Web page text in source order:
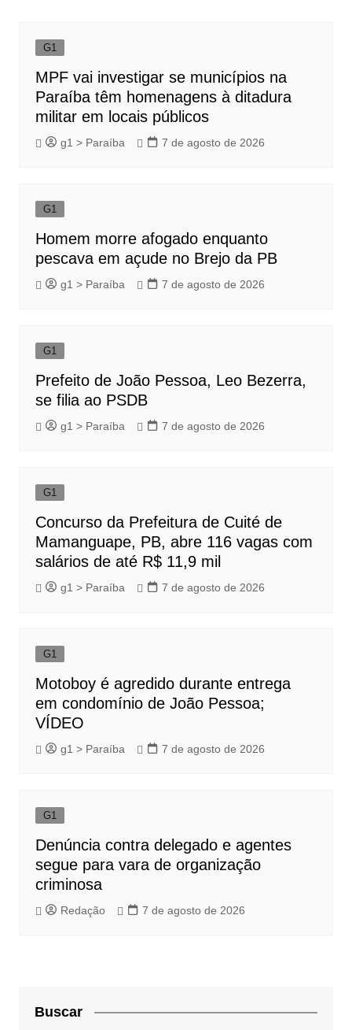
G1
MPF vai investigar se municípios na
Paraíba têm homenagens à ditadura
militar em locais públicos
g1 > Paraíba 7 de agosto de 2026
G1
Homem morre afogado enquanto
pescava em açude no Brejo da PB
g1 > Paraíba 7 de agosto de 2026
G1
Prefeito de João Pessoa, Leo Bezerra,
se filia ao PSDB
g1 > Paraíba 7 de agosto de 2026
G1
Concurso da Prefeitura de Cuité de
Mamanguape, PB, abre 116 vagas com
salários de até R$ 11,9 mil
g1 > Paraíba 7 de agosto de 2026
G1
Motoboy é agredido durante entrega
em condomínio de João Pessoa;
VÍDEO
g1 > Paraíba 7 de agosto de 2026
G1
Denúncia contra delegado e agentes
segue para vara de organização
criminosa
Redação 7 de agosto de 2026
Buscar